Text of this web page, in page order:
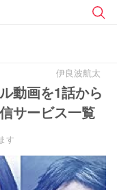
伊良波航太
動画を1話から
サービス一覧
す